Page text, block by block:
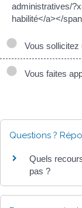
administratives/
habilité</a></
Vous sollicitez
Vous faites
Questions ?
Quels
pas ?